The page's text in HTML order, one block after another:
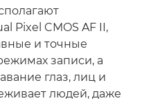
Pixel CMOS AF II,
и точные
записи, а
глаз, лиц и
людей, даже